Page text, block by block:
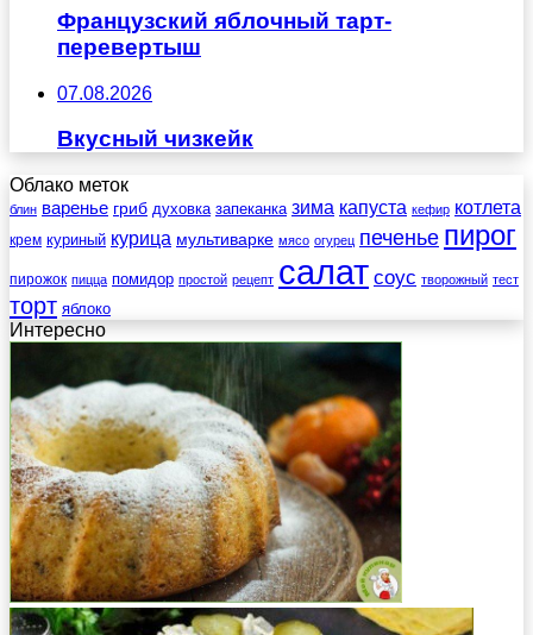
Французский яблочный тарт-
перевертыш
07.08.2026
Вкусный чизкейк
Облако меток
блин варенье гриб духовка запеканка зима капуста кефир котлета
крем куриный курица мультиварке мясо огурец печенье пирог
пирожок пицца помидор простой рецепт салат соус творожный тест
торт яблоко
Интересно